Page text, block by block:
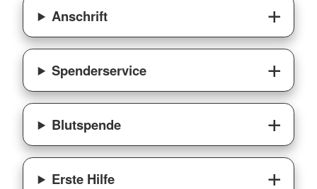
Anschrift
Spenderservice
Blutspende
Erste Hilfe